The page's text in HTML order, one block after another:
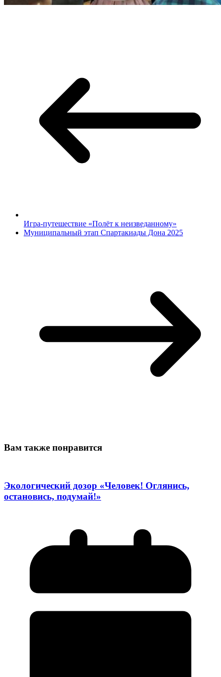
Игра-путешествие «Полёт к неизведанному»
Муниципальный этап Спартакиады Дона 2025
Вам также понравится
Экологический дозор «Человек! Оглянись,
остановись, подумай!»